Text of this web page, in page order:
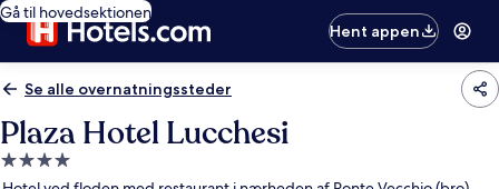
Gå til hovedsektionen
Hent appen
Se alle overnatningssteder
Plaza Hotel Lucchesi
4.0-